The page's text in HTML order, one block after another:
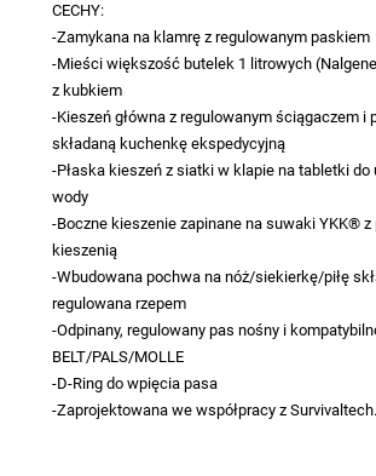
CECHY:
-Zamykana na klamrę z regulowanym paskiem
-Mieści większość butelek 1 litrowych
z kubkiem
-Kieszeń główna z regulowanym ściągaczem i
składaną kuchenkę ekspedycyjną
-Płaska kieszeń z siatki w klapie na tabletki do
wody
-Boczne kieszenie zapinane na suwaki YKK®
kieszenią
-Wbudowana pochwa na nóż/siekierkę/piłę
regulowana rzepem
-Odpinany, regulowany pas nośny i
BELT/PALS/MOLLE
-D-Ring do wpięcia pasa
-Zaprojektowana we współpracy z